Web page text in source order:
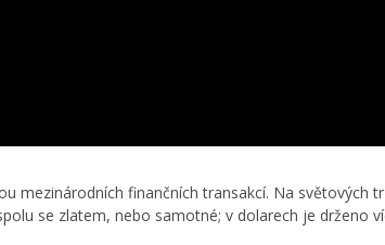
mezinárodních finančních transakcí. Na
se zlatem, nebo samotné; v dolarech je drženo